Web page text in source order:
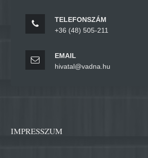
TELEFONSZÁM
+36 (48) 505-211
EMAIL
hivatal@vadna.hu
IMPRESSZUM